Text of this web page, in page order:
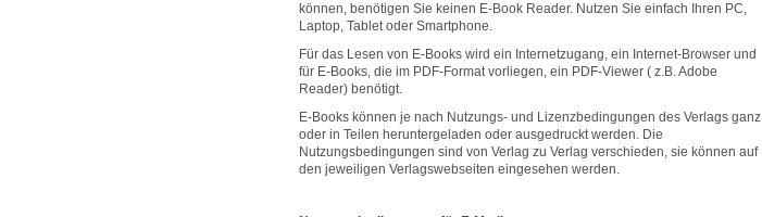
können, benötigen Sie keinen E-Book Reader. Nutzen Sie einfach Ihren PC,
Laptop, Tablet oder Smartphone.
Für das Lesen von E-Books wird ein Internetzugang, ein Internet-Browser und
für E-Books, die im PDF-Format vorliegen, ein PDF-Viewer ( z.B. Adobe
Reader) benötigt.
E-Books können je nach Nutzungs- und Lizenzbedingungen des Verlags ganz
oder in Teilen heruntergeladen oder ausgedruckt werden. Die
Nutzungsbedingungen sind von Verlag zu Verlag verschieden, sie können auf
den jeweiligen Verlagswebseiten eingesehen werden.